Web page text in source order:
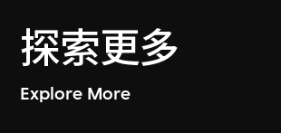
探索更多
Explore More